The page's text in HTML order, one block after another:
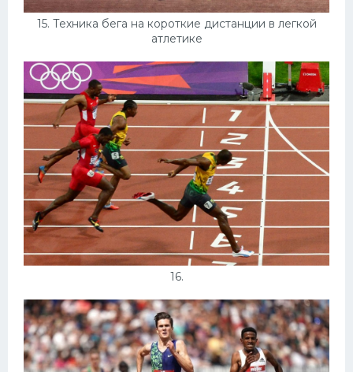
15. Техника бега на короткие дистанции в легкой
атлетике
16.